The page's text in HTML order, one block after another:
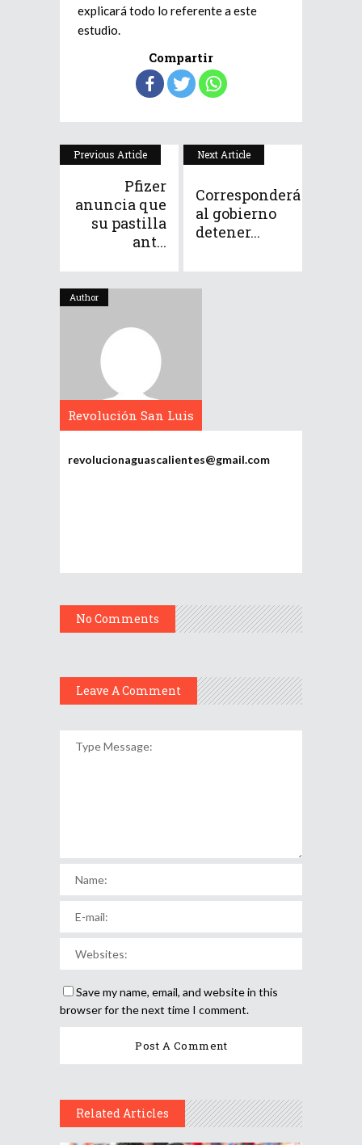
explicará todo lo referente a este
estudio.
Compartir
Previous Article
Pfizer
anuncia que
su pastilla
ant...
Next Article
Corresponderá
al gobierno
detener...
Author
Revolución San Luis
revolucionaguascalientes@gmail.com
No Comments
Leave A Comment
Save my name, email, and website in this
browser for the next time I comment.
Related Articles